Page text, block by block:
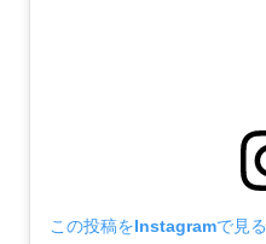
この投稿をInstagramで見る